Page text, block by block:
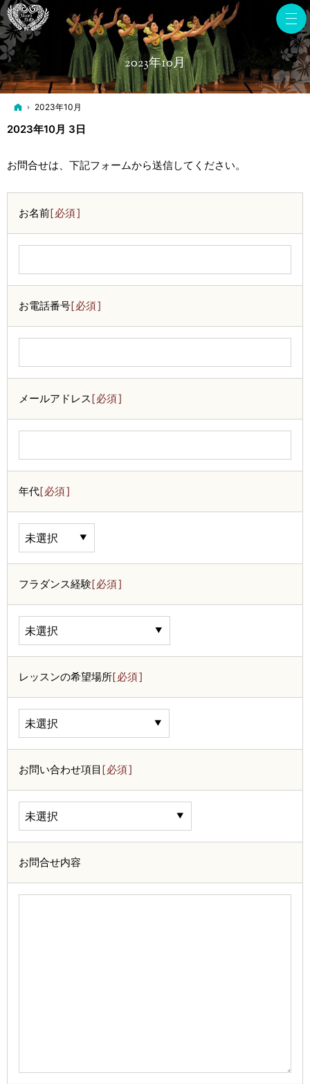
2023年10月
ホーム
2023年10月
2023年10月 3日
お問合せは、下記フォームから送信してください。
お名前 必須
お電話番号 必須
メールアドレス 必須
年代 必須
フラダンス経験 必須
レッスンの希望場所 必須
お問い合わせ項目 必須
お問合せ内容